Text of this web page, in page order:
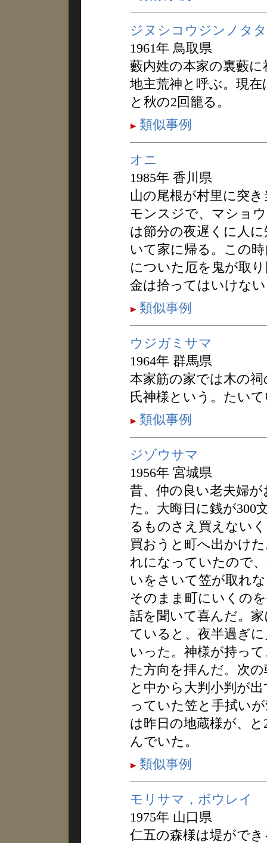
ジヌシコウジンノタ
1961年 鳥取県
藪内姓の本家の裏藪
地主荒神と呼ぶ。現
と秋の2回籠る。
類似事例
オニ
1985年 香川県
山の尾根が村里に突
モンスジで、マショ
は節分の夜遅くに人
いて家に帰る。この
についた厄を鬼が取
金は拾ってはいけな
類似事例
ウジガミサマ
1964年 群馬県
本家筋の家では木の
氏神様という。たい
類似事例
ジゾウサマ
1956年 宮城県
昔、仲の良い老夫婦
た。大晦日に銭が300
るものさえ買えない
買おうと町へ出かけ
れになっていたので
いをさいて笠が取れ
そのまま町にいくの
話を聞いて喜んだ。
ていると、夜半過ぎ
いった。神様が持っ
た方向を拝んだ。次
と中から大判小判が
っていた笠と手拭い
は昨日の地蔵様が、
んでいた。
類似事例
モリサマ，ボウレイ
1975年 山口県
仁五の森様は堤がで